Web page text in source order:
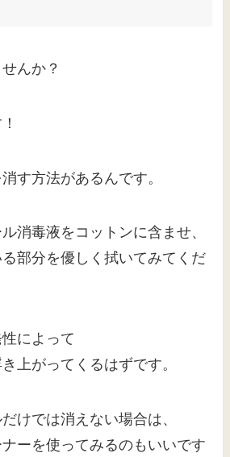
んか？
す方法があるんです。
消毒液をコットンに含ませ、
部分を優しく拭いてみてくだ
によって
上がってくるはずです。
けでは消えない場合は、
ーを使ってみるのもいいです